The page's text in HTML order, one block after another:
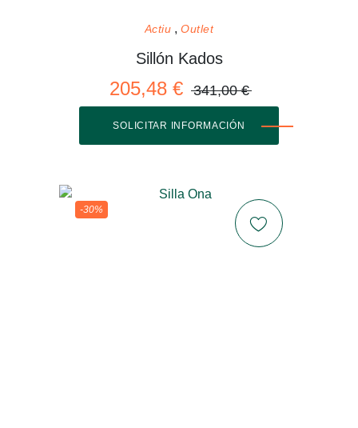
Actiu Outlet
Sillón Kados
205,48 € 341,00 €
SOLICITAR INFORMACIÓN
-30%